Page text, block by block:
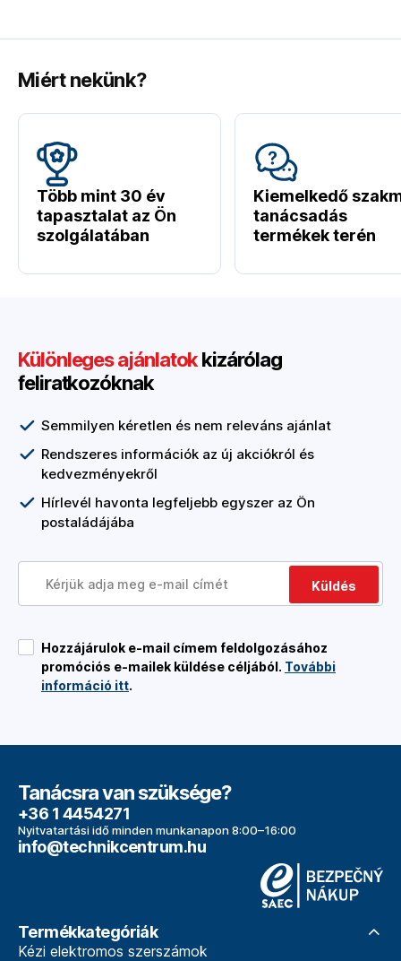
Miért nekünk?
Több mint 30 év
tapasztalat az Ön
szolgálatában
Kiemelkedő
tanácsadás
termékek terén
Különleges ajánlatokkizárólag
feliratkozóknak
Semmilyen kéretlen és nem releváns ajánlat
Rendszeres információk az új akciókról és
kedvezményekről
Hírlevél havonta legfeljebb egyszer az Ön
postaládájába
Küldés
Hozzájárulok e-mail címem feldolgozásához
promóciós e-mailek küldése céljából. További
információ itt.
Tanácsra van szüksége?
+36 1 4454271
Nyitvatartási idő minden munkanapon 8:00–16:00
info@technikcentrum.hu
Termékkategóriák
Kézi elektromos szerszámok